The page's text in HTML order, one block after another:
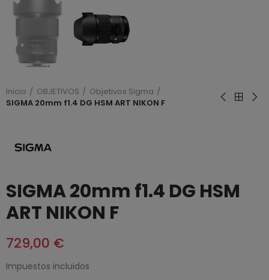
Inicio OBJETIVOS
Objetivos Sigma
SIGMA 20mm f1.4 DG HSM ART NIKON F
SIGMA 20mm f1.4 DG HSM
ART NIKON F
729,00 €
Impuestos incluidos